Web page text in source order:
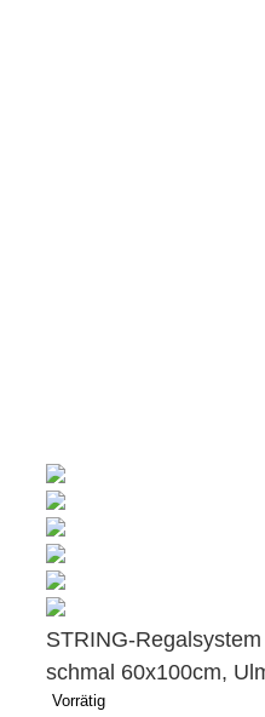
STRING-
schmal 60x100cm,
Vorrätig